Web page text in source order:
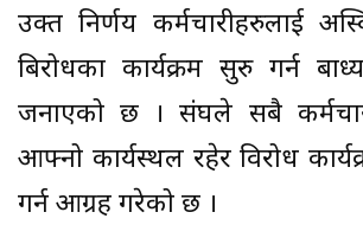
उक्त निर्णय कर्मचारीहरुलाई
बिरोधका कार्यक्रम सुरु गर्न
जनाएको छ । संघले सबै
आफ्नो कार्यस्थल रहेर विरोध
गर्न आग्रह गरेको छ ।